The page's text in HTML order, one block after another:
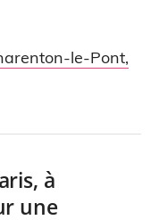
le-Pont,
à
une